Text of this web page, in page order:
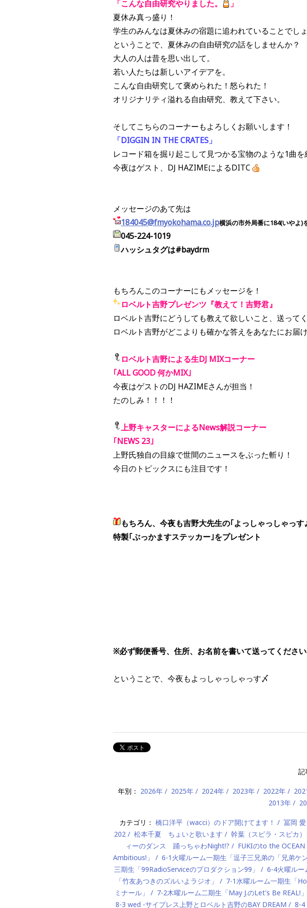
「こんな自由研究やりました。
」
夏休み真っ盛り！
学生のみんなは夏休みの宿題に追われていることでしょ
ということで、夏休みの自由研究の話をしませんか？
大人の人は昔を思い出して。
若い人たちは新しいアイデアを。
こんな自由研究して褒められた！怒られた！
オリジナリティ溢れる自由研究、教えて下さい。
そしてこちらのコーナーもよろしくお願いします！
「DIGGIN IN THE CRATES」
レコード箱を掘り起こして見つかる宝物のような1曲を
今夜はゲスト、DJ HAZIMEによるDITC
メッセージのあて先は
184045@fmyokohama.co.jp横浜の市外局番に184(いやよ)
045-224-1019
ハッシュタグは#baydrm
もちろんこのコーナーにもメッセージを！
ロベルト吉野プレゼンツ『教えて！吉野君』
ロベルト吉野にどうしても教えて欲しいこと、送ってく
ロベルト吉野がどこよりも確かな答えをあなたにお届け
ロベルト吉野による生DJ MIXコーナー
｢ALL GOOD 何かMIX｣
今夜はゲストのDJ HAZIMEさんが担当！
たのしみ！！！！
上野キャスターによるNews解説コーナー
｢NEWS 23｣
上野氏独自の目線で世間のニュースをぶった斬り！
今日のトピックスにも注目です！
もちろん、今夜も吉野大先生の｢よっしゃっしゃっす
特製｢ぶっかますステッカー｣をプレゼント
※必ず郵便番号、住所、お名前を書いて送ってください
ということで、今夜もよっしゃっしゃっす〆
記
年別： 2026年 2025年 2024年 2023年 2022年
2013年
カテゴリ： 橋口洋平（wacci）のドア開けてます！ 冨岡
202
松本千夏 ちょいと歌います 幹葉（スピラ・スピカ
ィーのダンス 踊っちゃわNight!?
FUKIのto the OCEAN
Ambitious!」
6-1火曜ルーム一期生「逗子三兄弟の「兄弟ケン
三期生「99RadioServiceのプロダクション99」
6-4火曜ルー
「竹友あつきのズルいよラジオ」
7-1水曜ルーム一期生「
ミナール」
7-2木曜ルーム二期生「May J.のLet's Be REAL!」
8-3 wed -サイプレス上野とロベルト吉野のBAY DREAM
8-4